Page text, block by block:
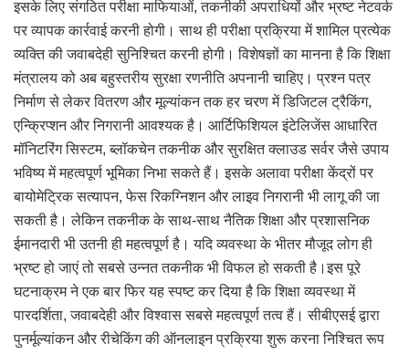
इसके लिए संगठित परीक्षा माफियाओं, तकनीकी अपराधियों और भ्रष्ट नेटवर्क
पर व्यापक कार्रवाई करनी होगी। साथ ही परीक्षा प्रक्रिया में शामिल प्रत्येक
व्यक्ति की जवाबदेही सुनिश्चित करनी होगी। विशेषज्ञों का मानना है कि शिक्षा
मंत्रालय को अब बहुस्तरीय सुरक्षा रणनीति अपनानी चाहिए। प्रश्न पत्र
निर्माण से लेकर वितरण और मूल्यांकन तक हर चरण में डिजिटल ट्रैकिंग,
एन्क्रिप्शन और निगरानी आवश्यक है। आर्टिफिशियल इंटेलिजेंस आधारित
मॉनिटरिंग सिस्टम, ब्लॉकचेन तकनीक और सुरक्षित क्लाउड सर्वर जैसे उपाय
भविष्य में महत्वपूर्ण भूमिका निभा सकते हैं। इसके अलावा परीक्षा केंद्रों पर
बायोमेट्रिक सत्यापन, फेस रिकग्निशन और लाइव निगरानी भी लागू की जा
सकती है। लेकिन तकनीक के साथ-साथ नैतिक शिक्षा और प्रशासनिक
ईमानदारी भी उतनी ही महत्वपूर्ण है। यदि व्यवस्था के भीतर मौजूद लोग ही
भ्रष्ट हो जाएं तो सबसे उन्नत तकनीक भी विफल हो सकती है।इस पूरे
घटनाक्रम ने एक बार फिर यह स्पष्ट कर दिया है कि शिक्षा व्यवस्था में
पारदर्शिता, जवाबदेही और विश्वास सबसे महत्वपूर्ण तत्व हैं। सीबीएसई द्वारा
पुनर्मूल्यांकन और रीचेकिंग की ऑनलाइन प्रक्रिया शुरू करना निश्चित रूप